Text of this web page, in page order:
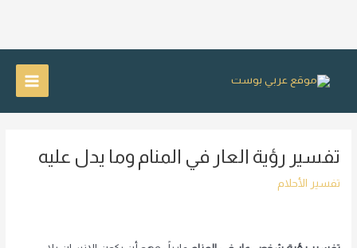
Main
تفسير رؤية العار في المنام وما يدل عليه
تفسير الأحلام